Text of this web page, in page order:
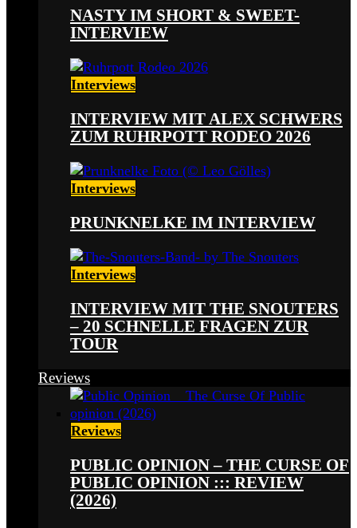
NASTY IM SHORT & SWEET-
INTERVIEW
Interviews
INTERVIEW MIT ALEX SCHWERS
ZUM RUHRPOTT RODEO 2026
Interviews
PRUNKNELKE IM INTERVIEW
Interviews
INTERVIEW MIT THE SNOUTERS
– 20 SCHNELLE FRAGEN ZUR
TOUR
Reviews
Reviews
PUBLIC OPINION – THE CURSE OF
PUBLIC OPINION ::: REVIEW
(2026)